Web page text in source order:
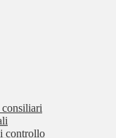
controllo